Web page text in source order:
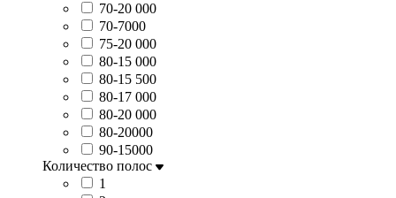
70-20 000
70-7000
75-20 000
80-15 000
80-15 500
80-17 000
80-20 000
80-20000
90-15000
Количество полос
1